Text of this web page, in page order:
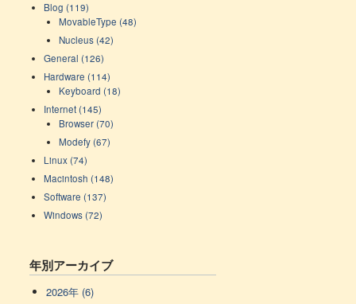
Blog (119)
MovableType (48)
Nucleus (42)
General (126)
Hardware (114)
Keyboard (18)
Internet (145)
Browser (70)
Modefy (67)
Linux (74)
Macintosh (148)
Software (137)
Windows (72)
年別アーカイブ
2026年 (6)